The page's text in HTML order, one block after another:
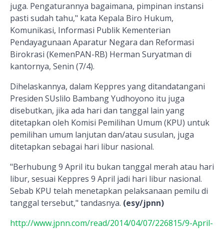
juga. Pengaturannya bagaimana, pimpinan instansi
pasti sudah tahu," kata Kepala Biro Hukum,
Komunikasi, Informasi Publik Kementerian
Pendayagunaan Aparatur Negara dan Reformasi
Birokrasi (KemenPAN-RB) Herman Suryatman di
kantornya, Senin (7/4).
Dihelaskannya, dalam Keppres yang ditandatangani
Presiden SUslilo Bambang Yudhoyono itu juga
disebutkan, jika ada hari dan tanggal lain yang
ditetapkan oleh Komisi Pemilihan Umum (KPU) untuk
pemilihan umum lanjutan dan/atau susulan, juga
ditetapkan sebagai hari libur nasional.
"Berhubung 9 April itu bukan tanggal merah atau hari
libur, sesuai Keppres 9 April jadi hari libur nasional.
Sebab KPU telah menetapkan pelaksanaan pemilu di
tanggal tersebut," tandasnya. (esy/jpnn)
http://www.jpnn.com/read/2014/04/07/226815/9-April-